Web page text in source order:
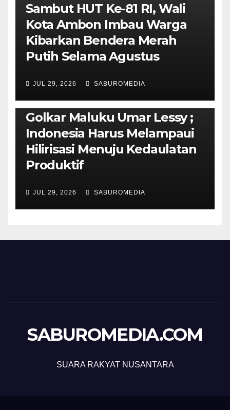
Sambut HUT Ke-81 RI, Wali
Kota Ambon Imbau Warga
Kibarkan Bendera Merah
Putih Selama Agustus
JUL 29, 2026 SABUROMEDIA
PENDIDIKAN & OLAHRAGA THE MOLUCCAS
Isi Materi LK-III HMI, Ketua
Golkar Maluku Umar Lessy ;
Indonesia Harus Melampaui
Hilirisasi Menuju Kedaulatan
Produktif
JUL 29, 2026 SABUROMEDIA
SABUROMEDIA.COM
SUARA RAKYAT NUSANTARA